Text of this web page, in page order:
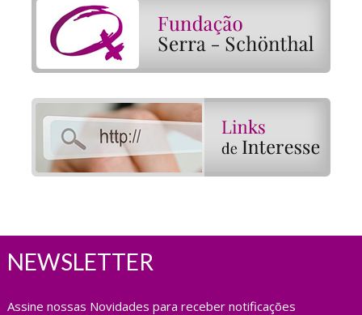
NEWSLETTER
Assine nossas Novidades para receber notificações